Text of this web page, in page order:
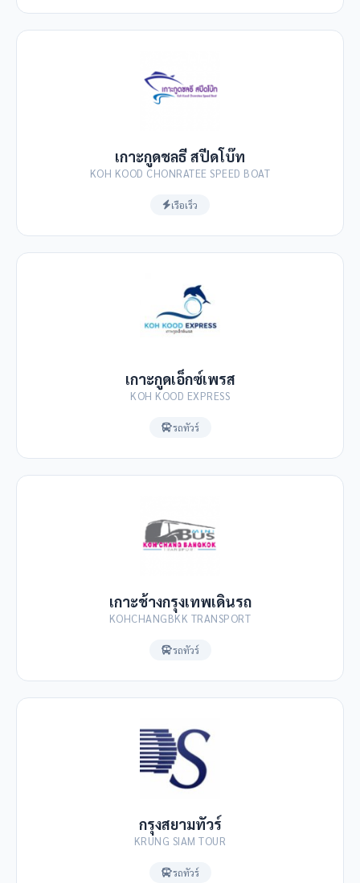
เกาะกูดชลธี สปีดโบ๊ท
KOH KOOD CHONRATEE SPEED BOAT
เรือเร็ว
เกาะกูดเอ็กซ์เพรส
KOH KOOD EXPRESS
รถทัวร์
เกาะช้างกรุงเทพเดินรถ
KOHCHANGBKK TRANSPORT
รถทัวร์
กรุงสยามทัวร์
KRUNG SIAM TOUR
รถทัวร์